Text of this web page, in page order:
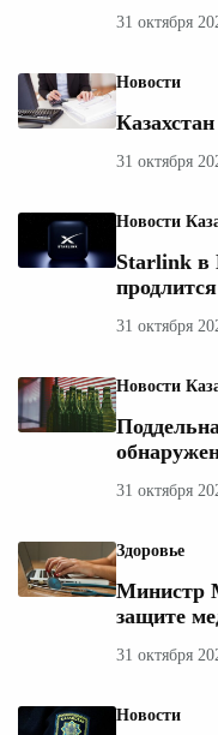
31 октября
Новости
31 октября
Новости
Starlink в
31 октября
Новости
31 октября
Здоровье
Министр
защите
31 октября
Новости